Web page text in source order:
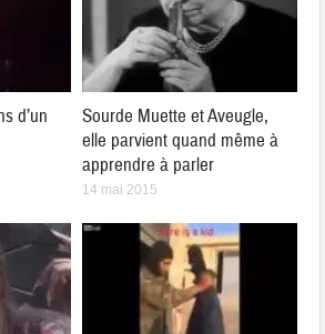
d’un
Sourde Muette et Aveugle,
elle parvient quand même à
apprendre à parler
14 mai 2015